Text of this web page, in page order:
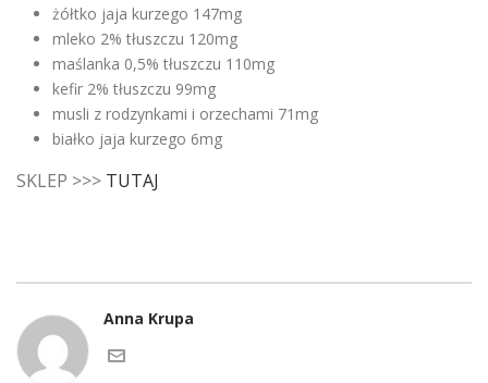
żółtko jaja kurzego 147mg
mleko 2% tłuszczu 120mg
maślanka 0,5% tłuszczu 110mg
kefir 2% tłuszczu 99mg
musli z rodzynkami i orzechami 71mg
białko jaja kurzego 6mg
SKLEP >>> TUTAJ
Anna Krupa